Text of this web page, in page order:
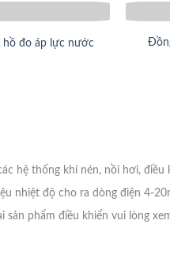
đo áp lực nước
hệ thống khí nén, nồi hơi,
nhiệt độ cho ra dòng điện 4-
sản phẩm điều khiển vui lòng